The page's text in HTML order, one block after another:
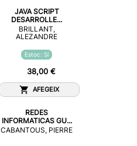
JAVA SCRIPT
DESARROLLE...
BRILLANT,
ALEZANDRE
Estoc: Sí
38,00 €
AFEGEIX
REDES
INFORMATICAS GU...
CABANTOUS, PIERRE